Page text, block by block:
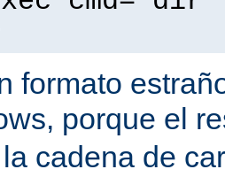
formato
porque el
cadena de